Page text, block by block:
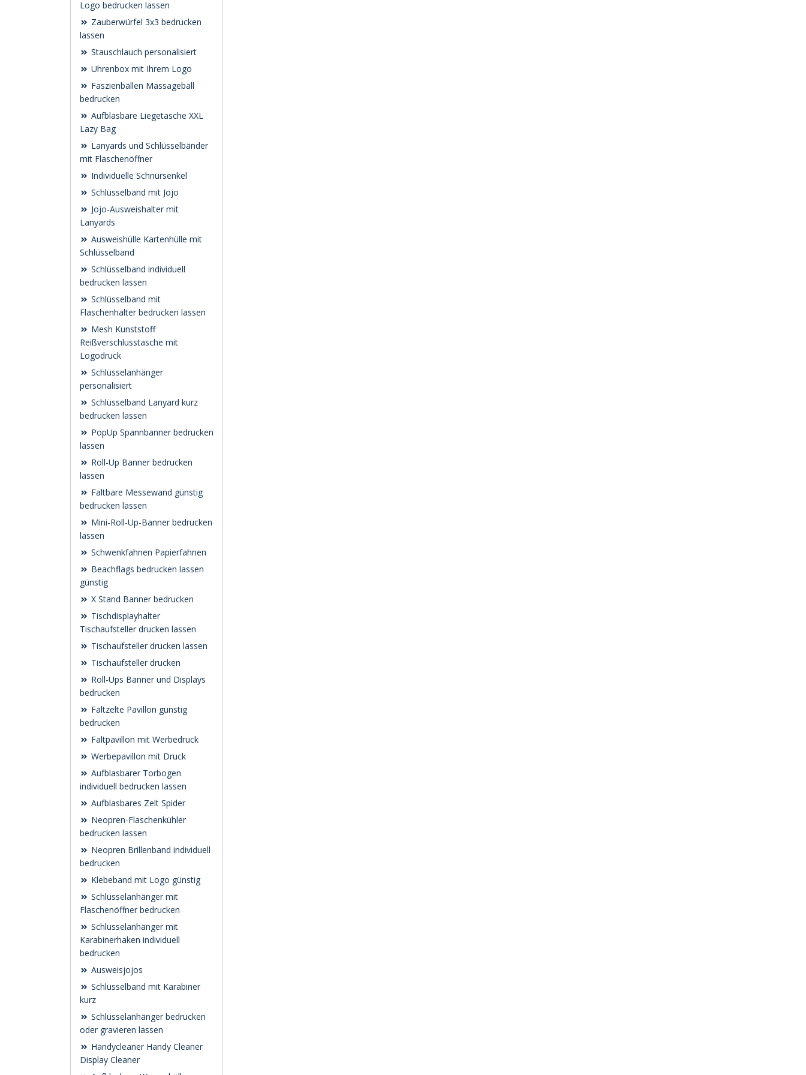
Logo bedrucken lassen
Zauberwürfel 3x3 bedrucken
lassen
Stauschlauch personalisiert
Uhrenbox mit Ihrem Logo
Faszienbällen Massageball
bedrucken
Aufblasbare Liegetasche XXL
Lazy Bag
Lanyards und Schlüsselbänder
mit Flaschenöffner
Individuelle Schnürsenkel
Schlüsselband mit Jojo
Jojo-Ausweishalter mit
Lanyards
Ausweishülle Kartenhülle mit
Schlüsselband
Schlüsselband individuell
bedrucken lassen
Schlüsselband mit
Flaschenhalter bedrucken lassen
Mesh Kunststoff
Reißverschlusstasche mit
Logodruck
Schlüsselanhänger
personalisiert
Schlüsselband Lanyard kurz
bedrucken lassen
PopUp Spannbanner bedrucken
lassen
Roll-Up Banner bedrucken
lassen
Faltbare Messewand günstig
bedrucken lassen
Mini-Roll-Up-Banner bedrucken
lassen
Schwenk­fahnen Papierfahnen
Beachflags bedrucken lassen
günstig
X Stand Banner bedrucken
Tischdisplayhalter
Tischaufsteller drucken lassen
Tischaufsteller drucken lassen
Tischaufsteller drucken
Roll-Ups Banner und Displays
bedrucken
Faltzelte Pavillon günstig
bedrucken
Faltpavillon mit Werbedruck
Werbepavillon mit Druck
Aufblasbarer Torbogen
individuell bedrucken lassen
Aufblasbares Zelt Spider
Neopren-Flaschenkühler
bedrucken lassen
Neopren Brillenband individuell
bedrucken
Klebeband mit Logo günstig
Schlüsselanhänger mit
Flaschenöffner bedrucken
Schlüsselanhänger mit
Karabinerhaken individuell
bedrucken
Ausweisjojos
Schlüsselband mit Karabiner
kurz
Schlüsselanhänger bedrucken
oder gravieren lassen
Handycleaner Handy Cleaner
Display Cleaner